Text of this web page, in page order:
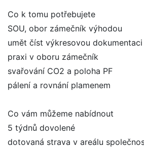
Co k tomu potřebujete
SOU, obor zámečník výhodou
umět číst výkresovou dokumentaci
praxi v oboru zámečník
svařování CO2 a poloha PF
pálení a rovnání plamenem
Co vám můžeme nabídnout
5 týdnů dovolené
dotovaná strava v areálu